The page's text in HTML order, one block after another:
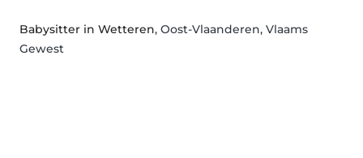
Babysitter in Wetteren, Oost-Vlaanderen, Vlaams
Gewest